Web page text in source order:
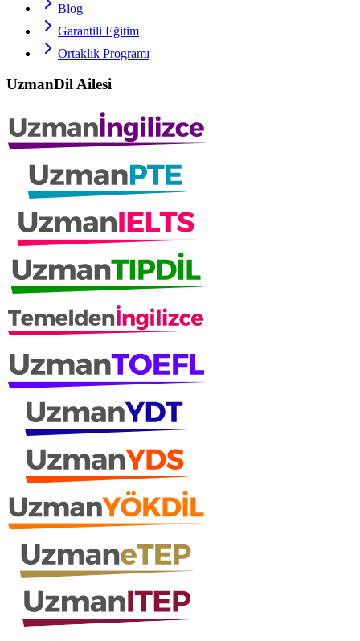
Blog
Garantili Eğitim
Ortaklık Programı
UzmanDil Ailesi